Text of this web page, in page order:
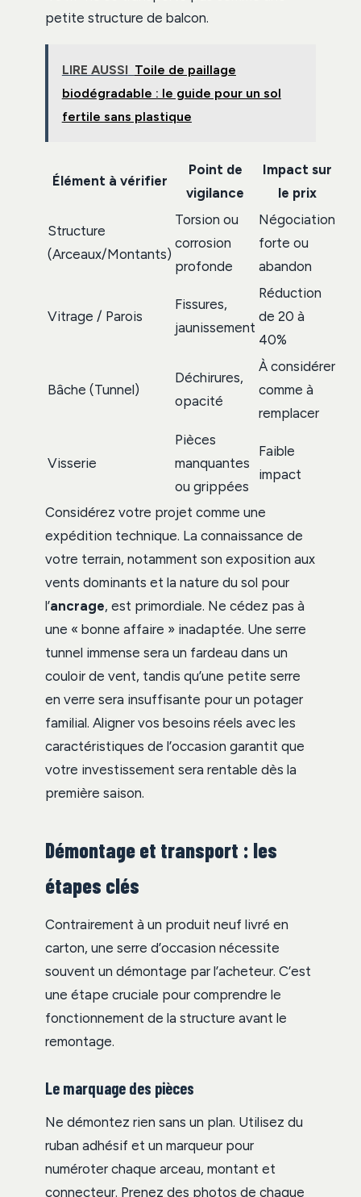
petite structure de balcon.
LIRE AUSSI Toile de paillage
biodégradable : le guide pour un sol
fertile sans plastique
Élément à vérifier
Point de
vigilance
Impact sur
le prix
Structure
(Arceaux/Montants)
Torsion ou
corrosion
profonde
Négociation
forte ou
abandon
Vitrage / Parois
Fissures,
jaunissement
Réduction
de 20 à
40%
Bâche (Tunnel)
Déchirures,
opacité
À considérer
comme à
remplacer
Visserie
Pièces
manquantes
ou grippées
Faible
impact
Considérez votre projet comme une
expédition technique. La connaissance de
votre terrain, notamment son exposition aux
vents dominants et la nature du sol pour
l’ancrage, est primordiale. Ne cédez pas à
une « bonne affaire » inadaptée. Une serre
tunnel immense sera un fardeau dans un
couloir de vent, tandis qu’une petite serre
en verre sera insuffisante pour un potager
familial. Aligner vos besoins réels avec les
caractéristiques de l’occasion garantit que
votre investissement sera rentable dès la
première saison.
Démontage et transport : les
étapes clés
Contrairement à un produit neuf livré en
carton, une serre d’occasion nécessite
souvent un démontage par l’acheteur. C’est
une étape cruciale pour comprendre le
fonctionnement de la structure avant le
remontage.
Le marquage des pièces
Ne démontez rien sans un plan. Utilisez du
ruban adhésif et un marqueur pour
numéroter chaque arceau, montant et
connecteur. Prenez des photos de chaque